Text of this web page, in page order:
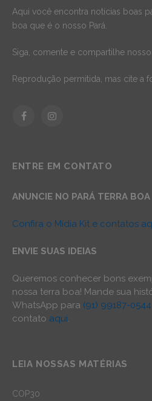
Aqui você encontra notícias boas
boa que é o nosso Pará.
Siga, comente e compartilhe
Reprodução permitida, mas cite a
FacebookInstagram
ENTRE EM CONTATO
ANUNCIE NO PARÁ TERRA BOA
Confira o Mídia Kit e contatos
ENVIE SUAS IDEIAS
Queremos conhecer bons
nossa terra boa! Mande sua
WhatsApp para (91) 99187-0544
contato aqui.
LEIA NOSSAS MATÉRIAS
COP30